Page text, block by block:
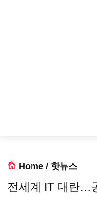
Home / 핫뉴스
전세계 IT 대란…